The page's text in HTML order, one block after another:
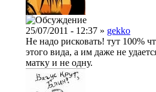
25/07/2011 - 12:37 » gekko
Не надо рисковать! тут 100%
этого вида, а им даже не
матку и не одну.